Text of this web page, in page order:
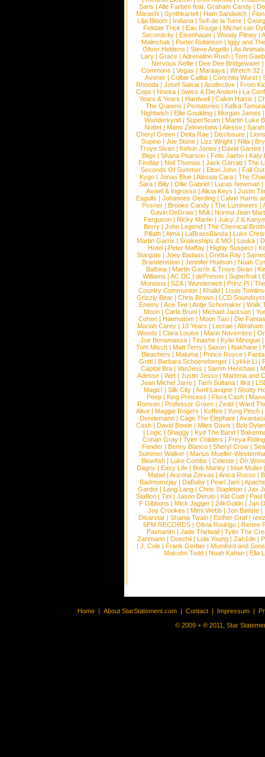
Saris | Alle Farben feat. Graham Candy |
Marashi | Synthkartell | Ham Sandwich |
Lilja Bloom | Indiana | Sofi de la Torre |
Felidae Trick | Eau Rouge | Michel van
Secondcity |Eisenhauer |Woody Pitney |
Malinchak |Porter Robinson | Iggy and
Oliver Heldens |Steve Angello |As Animals
Lary | Grace | Adrenaline Rush | Tom
Nervous Nellie | Dee Dee Bridgewater |
Commons |Vegas |Maraaya |Wretch 32 |
Avener | Colbie Caillat | Conchita Wurst |
Rhonda | Josef Salvat | Acollective | From
Cops | Nneka | Swiss & Die Andern | La
Years & Years |Hardwell |Calvin Harris |
The Queens | Pentatones | Kafka Tamura
Nightwish |Ellie Goulding |Morgan James
Wunderkynd | SuperScum | Martin Luke
Nottet |Mans Zelmerloew |Alesso |
Cheryl Green |Delta Rae |Disclosure |
Supino |Joe Stone |Lizz Wright |Niila |
Troye Sivan | Kelvin Jones | David Garrett
Blige | Shana Pearson | Felix Jaehn | Katy
Findlay |Neil Thomas |Jack Garratt |The
Seconds Of Summer |Elton John |Fall
Kygo |Jonas Blue |Alessia Cara |The
Sara |Billy |Ollie Gabriel |Lucas Newman |
Axwel & Ingrosso | Alicia Keys | Justin
Eagulls |Johannes Oerding |Calvin Harris
Posner |Brooke Candy |The Lumineers |
Gavin DeGraw | MIA| Norma Jean
Ferguson | Ricky Martin | Juicy J &
Berry | John Legend | The Chemical
Pillath |Alma |LaBrassBanda |Luke
Martin Garrix | Snakeships & MO | Louka |
Hotel | Peter Maffay | Highly Suspect |
Stargate |Joey Badass |Gretta Ray |
Brandenstein |Jennifer Hudson |Noah
Balbina | Martin Garrix & Troye Sivan |
Williams |AC DC |dePresno |Superfruit |
Montana |SZA|Wunderwelt |Prinz Pi |
Country Communion | Khalid | Louis
Grizzly Bear | Chris Brown | LCD
Enemy | Ace Tee | Antje Schomaker | Walk
Moon |Carla Bruni |Michael Jackson |
Cohen |Haematom |Moon Taxi |Die
Mariah Carey | 10 Years | Lecrae | Abraham
Woods |Clara Louise |Mario Novembre |
Joe Bonamassa | Tinashe | Kylie Minogue |
Tom Misch |Matt Terry |Saxon |Nakhane |
Bleachers | Maluma | Prince Royce |
Gotti |Barbara Schoeneberger |Lykke Li |
Capital Bra |VanJess |Samm Henshaw |
Adesse |Wet |Justin Jesso |Marteria and
Jean Michel Jarre |Tash Sultana | Ilira |
Magic! | Silk City | Avril Lavigne | Shotty
Peep |King Princess |Flora Cash |
Ronson |Professor Green |Zedd |Ward
Alive |Maggie Rogers |Koffee |Yung Pinch |
Dendemann |Cage The Elephant |
Cash | David Bowie | Miles Davis | Bob Dylan
|Logic |Shaggy |Kyd The Band |
Conan Gray |Tyler Childers |Freya
Fender |Benny Blanco |Sheryl Crow |
Summer Walker |Marius Mueller-
Blowfish | Luke Combs | Celeste | Oh
Dagny |Easy Life |Bob Marley |Mae Muller
Mabel |Arizona Zervas |Anica Russo |
Badmomzjay |DaBaby |Pearl Jam |
Gardot | Lang Lang | Chris Stapleton | Jax
Stallion |Tini |Jason Derulo |Kid Cudi |Paul
F Gibbons | Mick Jagger | 24kGoldn | Jan
Joy Crookes | Mimi Webb | Jon Batiste |
Disarstar | Shania Twain | Esther Graf |
6PM RECORDS | Olivia Rodrigo | Renee
Pashanim |Jade Thirlwall |Tyler The
Zartmann | Doechii | Lola Young | Zah1de |
| J. Cole | Frank Gerber | Mumford and Sons
Malcolm Todd | Noah Kahan | Ella
Home | About StarStatement.com | Contact | Impressum |
© 2009 + ® 2011, Star